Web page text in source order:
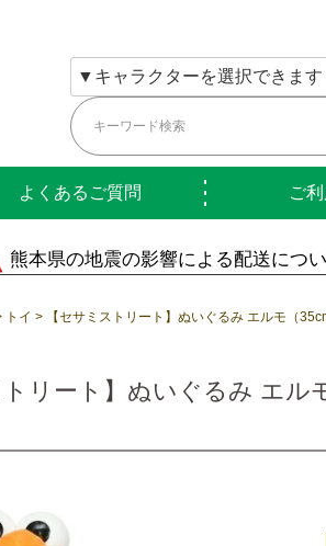
よくあるご質問 ご
熊本県の地震の影響による配送につ
トイ 【セサミストリート】ぬいぐるみ エルモ（
トリート】ぬいぐるみ エル